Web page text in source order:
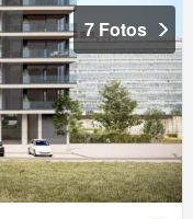
7 Fotos